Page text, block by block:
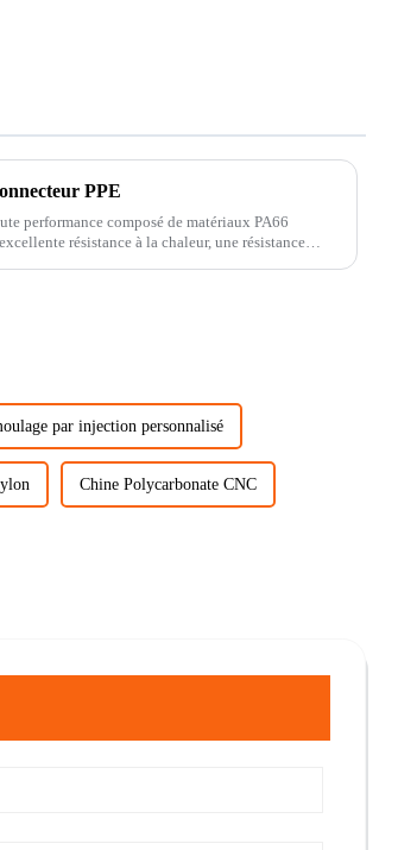
PPE
performance composé de matériaux PA66
par injection personnalisé
Chine Polycarbonate CNC